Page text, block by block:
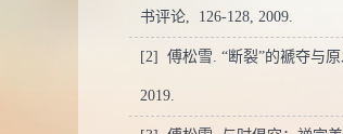
书评论, 126-128, 2009.
[2] 傅松雪. “断裂”的褫夺与
2019.